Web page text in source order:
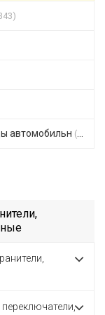
автомобильн (123)